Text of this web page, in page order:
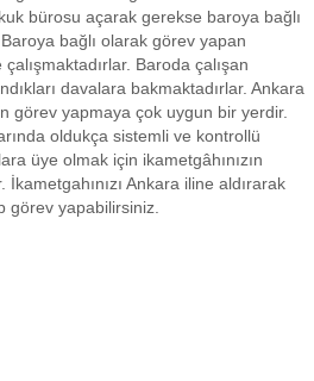
bürosu açarak gerekse baroya bağlı
bağlı olarak görev yapan
Baroda çalışan
davalara bakmaktadırlar. Ankara
görev yapmaya çok uygun bir yerdir.
oldukça sistemli ve kontrollü
üye olmak için ikametgâhınızın
Ankara iline aldırarak
görev yapabilirsiniz.